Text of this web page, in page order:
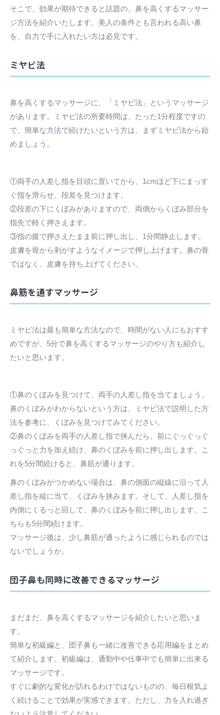
そこで、効果が期待できると話題の、鼻を高くするマッサー
ジ方法を紹介いたします。美人の条件とも言われる高い鼻
を、自力で手に入れたい方は必見です。
ミヤビ法
鼻を高くするマッサージに、「ミヤビ法」というマッサージ
があります。ミヤビ法の所要時間は、たった1分程度ですの
で、簡単な方法で続けたいという方は、まずミヤビ法から始
めましょう。
①両手の人差し指を目頭に置いてから、1cmほど下にまっす
ぐ指を滑らせ、段差を見つけます。
②段差の下にくぼみがありますので、両側からくぼみ部分を
指先で軽く押さえます。
③指の腹で押さえたまま前に押し出し、1分間静止します。
皮膚を骨から剥がすようなイメージで押し上げます。鼻の骨
ではなく、皮膚を持ち上げてください。
鼻筋を通すマッサージ
ミヤビ法は最も簡単な方法なので、時間がない人にもおすす
めですが、5分で鼻を高くするマッサージのやり方も紹介し
たいと思います。
①鼻のくぼみを見つけて、両手の人差し指を当てましょう。
鼻のくぼみがわからないという方は、ミヤビ法で説明した方
法を参考に、くぼみを見つけてみてください。
②鼻のくぼみを両手の人差し指で挟んだら、前にぐっぐっぐ
っぐっと力を加え続け、鼻のくぼみを前に押し出します。こ
れを5分間続けると、鼻筋が通ります。
鼻のくぼみがつかめない場合は、鼻の側面の縦線に沿って人
差し指を縦に当て、くぼみを挟みます。そして、人差し指を
内側にくるっと回して、鼻のくぼみを前に押し出します。こ
ちらも5分間続けます。
マッサージ後は、少し鼻筋が通ったように感じられるのでは
ないでしょうか。
団子鼻も同時に改善できるマッサージ
まだまだ、鼻を高くするマッサージを紹介したいと思いま
す。
簡単な初級編と、団子鼻も一緒に改善できる応用編をまとめ
て紹介します。初級編は、通勤中や仕事中でも簡単に出来る
マッサージです。
すぐに劇的な変化が訪れるわけではないものの、毎日根気よ
く続けることで効果が実感できます。ただし、力を入れ過ぎ